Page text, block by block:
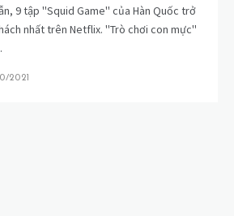
9 tập ''Squid Game'' của Hàn Quốc trở
nhất trên Netflix. ''Trò chơi con mực''
2021